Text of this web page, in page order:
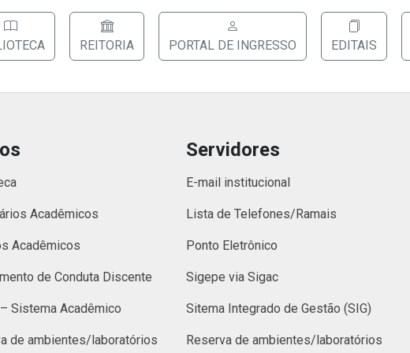
REITORIA PORTAL DE INGRESSO EDITAIS
Acadêmicos
Acadêmicos
de Conduta Discente
Sistema Acadêmico
de ambientes/laboratórios
Servidores
E-mail institucional
Lista de Telefones/Ramais
Ponto Eletrônico
Sigepe via Sigac
Sitema Integrado de Gestão (SIG)
Reserva de ambientes/laboratórios